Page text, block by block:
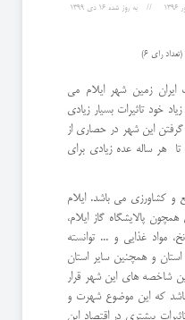
به روز شده16 دی 1399
زمین شهر ایلام می
خود تاثیرات بسیار زیادی
گرفتن این شهر در حصاری از
هر ساله عده زیادی برای
و کشاورزی می باشد. ایلام
پالایشگاه گاز ایلام،
مواد غذایی و ... توانسته
و همچنین سایر استان
شاخصه های این شهر قرار
که این موضوع شهرت و
بیشتری در اقتصاد این